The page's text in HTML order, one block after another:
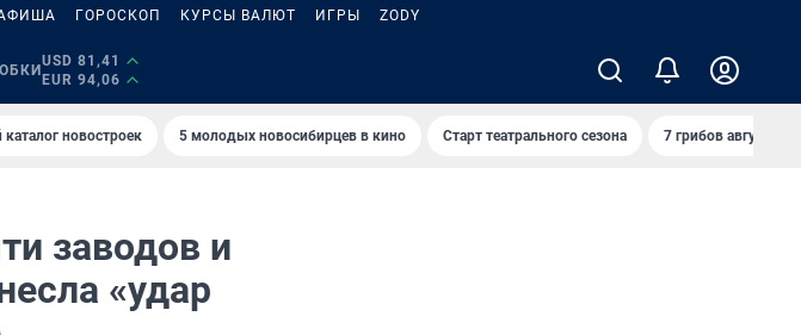
ГОРОСКОП КУРСЫ ВАЛЮТ ИГРЫ ZODY
USD 81,41
EUR 94,06
каталог новостроек 5 молодых новосибирцев в кино Старт театрального сезона 7 грибов августа
заводов и
«удар